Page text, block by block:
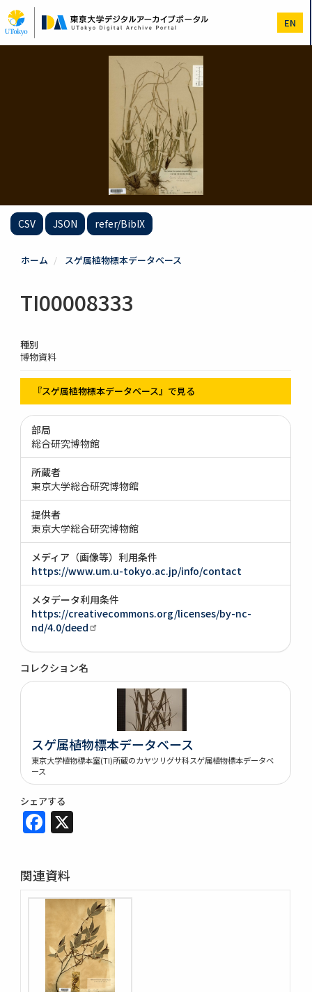
イ
ン
コ
EN
CSV JSON refer/BibIX
ホーム スゲ属植物標本データベース
TI00008333
種別
博物資料
『スゲ属植物標本データベース』で見る
部局
総合研究博物館
所蔵者
東京大学総合研究博物館
提供者
東京大学総合研究博物館
メディア（画像等）利用条件
https://www.um.u-tokyo.ac.jp/info/contact
メタデータ利用条件
https://creativecommons.org/licenses/by-nc-
nd/4.0/deed
コレクション名
スゲ属植物標本データベース
東京大学植物標本室(TI)所蔵のカヤツリグサ科スゲ属植物標本データベ
ース
シェアする
Facebook
関連資料